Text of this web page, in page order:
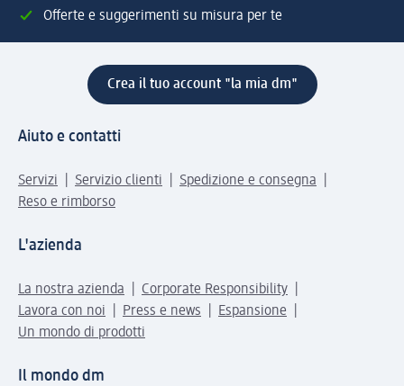
Offerte e suggerimenti su misura per te
Crea il tuo account "la mia dm"
Aiuto e contatti
Servizi Servizio clienti
Spedizione e consegna
Reso e rimborso
L'azienda
La nostra azienda
Corporate Responsibility
Lavora con noi
Press e news
Espansione
Un mondo di prodotti
Il mondo dm